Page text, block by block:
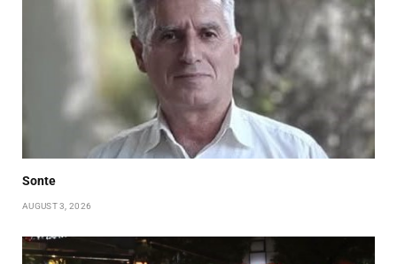
Sonte
AUGUST 3, 2026